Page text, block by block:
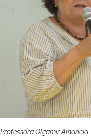
Professora Olgamir Amancia